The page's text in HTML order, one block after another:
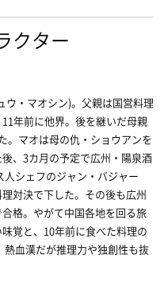
クター
ウ・マオシン)。父親は国営料理
年前に他界。後を継いだ母親
。マオは母の仇・ショウアンを
、3カ月の予定で広州・陽泉酒
シェフのジャン・バジャー
対決で下した。その後も広州
格。やがて中国各地を回る旅
覚と、10年前に食べた料理の
血漢だが推理力や独創性も抜